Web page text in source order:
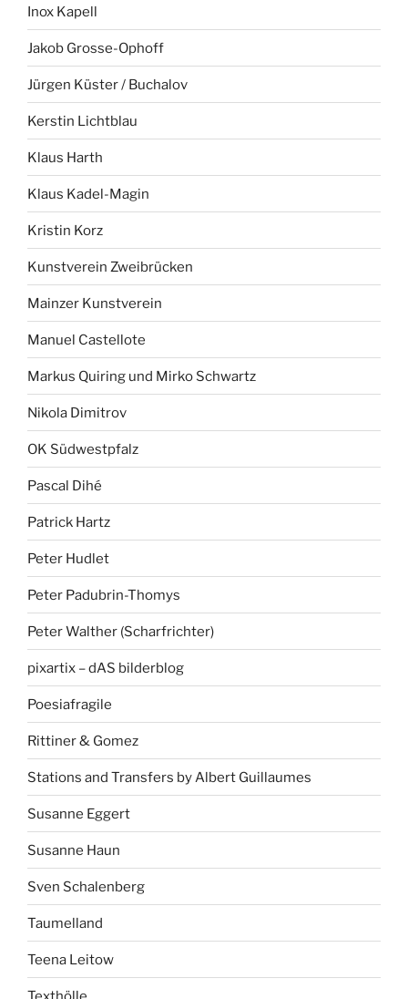
Inox Kapell
Jakob Grosse-Ophoff
Jürgen Küster / Buchalov
Kerstin Lichtblau
Klaus Harth
Klaus Kadel-Magin
Kristin Korz
Kunstverein Zweibrücken
Mainzer Kunstverein
Manuel Castellote
Markus Quiring und Mirko Schwartz
Nikola Dimitrov
OK Südwestpfalz
Pascal Dihé
Patrick Hartz
Peter Hudlet
Peter Padubrin-Thomys
Peter Walther (Scharfrichter)
pixartix – dAS bilderblog
Poesiafragile
Rittiner & Gomez
Stations and Transfers by Albert Guillaumes
Susanne Eggert
Susanne Haun
Sven Schalenberg
Taumelland
Teena Leitow